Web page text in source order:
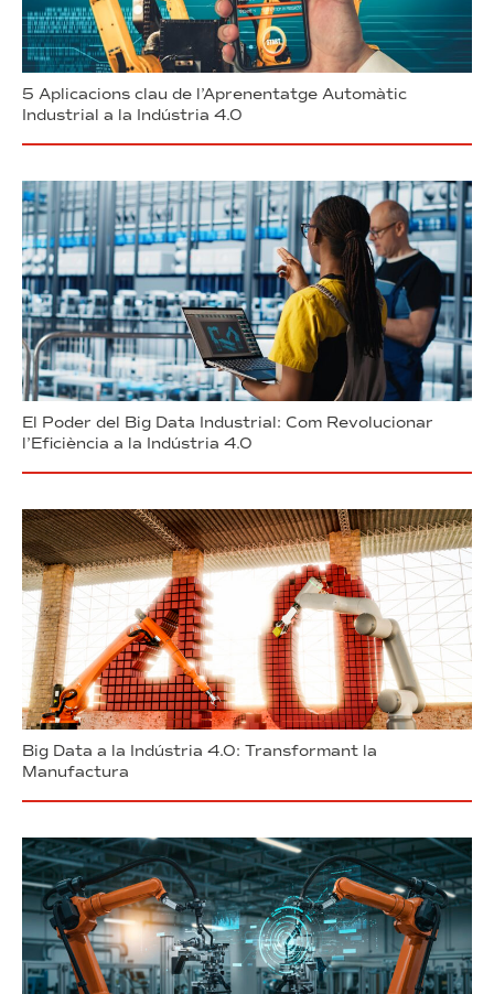
5 Aplicacions clau de l’Aprenentatge Automàtic
Industrial a la Indústria 4.0
El Poder del Big Data Industrial: Com Revolucionar
l’Eficiència a la Indústria 4.0
Big Data a la Indústria 4.0: Transformant la
Manufactura